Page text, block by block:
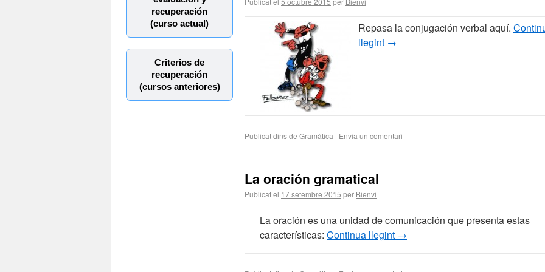
recuperación
(curso actual)
Criterios de
recuperación
(cursos anteriores)
Repasa la conjugación verbal aquí.
llegint →
Publicat dins de Gramática | Envia un comentari
La oración gramatical
Publicat el 17 setembre 2015 per Bienvi
La oración es una unidad de comunicación que presenta estas
características: Continua llegint →